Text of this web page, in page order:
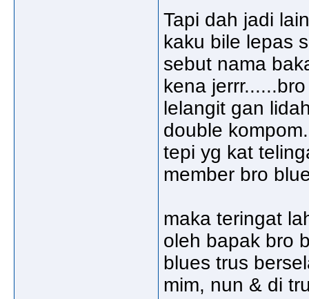
Tapi dah jadi
kaku bile lepas
sebut nama
kena
lelangit gan
double
tepi yg kat
member bro
maka teringat
oleh bapak bro
blues trus
mim, nun & di